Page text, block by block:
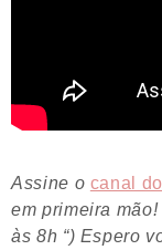
Assine o canal
em primeira
às 8h “) Espero